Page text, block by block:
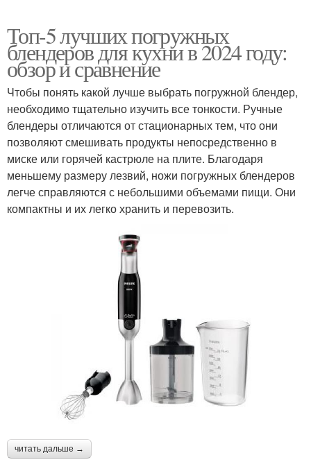
Топ-5 лучших погружных
блендеров для кухни в 2024 году:
обзор и сравнение
Чтобы понять какой лучше выбрать погружной блендер,
необходимо тщательно изучить все тонкости. Ручные
блендеры отличаются от стационарных тем, что они
позволяют смешивать продукты непосредственно в
миске или горячей кастрюле на плите. Благодаря
меньшему размеру лезвий, ножи погружных блендеров
легче справляются с небольшими объемами пищи. Они
компактны и их легко хранить и перевозить.
читать дальше →